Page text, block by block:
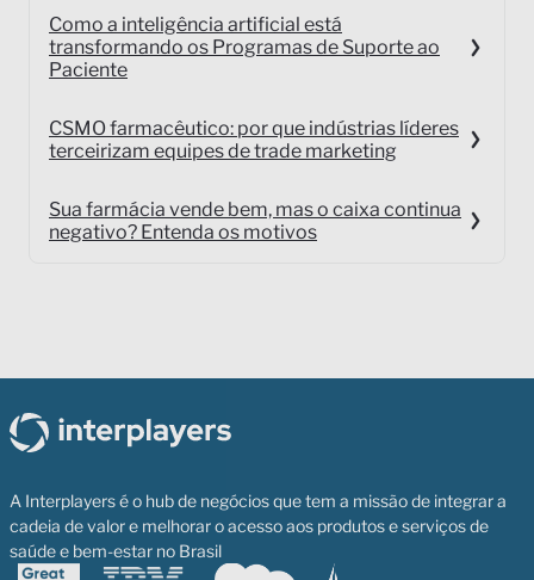
Como a inteligência artificial está
transformando os Programas de Suporte ao
Paciente
CSMO farmacêutico: por que indústrias líderes
terceirizam equipes de trade marketing
Sua farmácia vende bem, mas o caixa continua
negativo? Entenda os motivos
A Interplayers é o hub de negócios que tem a missão de integrar a
cadeia de valor e melhorar o acesso aos produtos e serviços de
saúde e bem-estar no Brasil